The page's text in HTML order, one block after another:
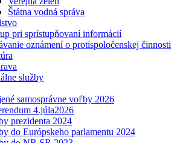
Štátna vodná správa
pri sprístupňovaní informácií
oznámení o protispoločenskej činnosti
služby
samosprávne voľby 2026
4.júla2026
prezidenta 2024
do Európskeho parlamentu 2024